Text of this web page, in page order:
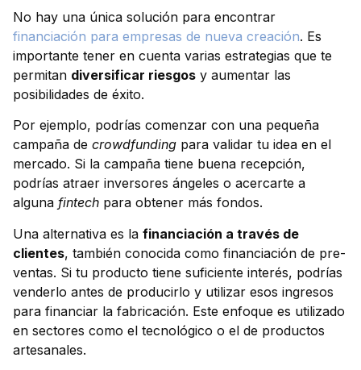
No hay una única solución para encontrar
financiación para empresas de nueva creación. Es
importante tener en cuenta varias estrategias que te
permitan diversificar riesgos y aumentar las
posibilidades de éxito.
Por ejemplo, podrías comenzar con una pequeña
campaña de crowdfunding para validar tu idea en el
mercado. Si la campaña tiene buena recepción,
podrías atraer inversores ángeles o acercarte a
alguna fintech para obtener más fondos.
Una alternativa es la financiación a través de
clientes, también conocida como financiación de pre-
ventas. Si tu producto tiene suficiente interés, podrías
venderlo antes de producirlo y utilizar esos ingresos
para financiar la fabricación. Este enfoque es utilizado
en sectores como el tecnológico o el de productos
artesanales.